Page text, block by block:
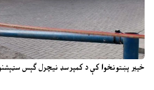
خیبر پښتونخوا کې د کمپرسډ نیچرل ګېس